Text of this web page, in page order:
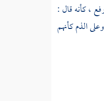
، كأنه قال :
الذم كأنهم